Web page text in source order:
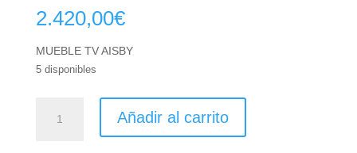
2.420,00€
MUEBLE TV AISBY
5 disponibles
Añadir al carrito